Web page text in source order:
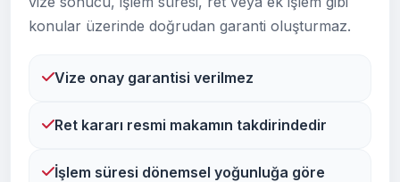
konular üzerinde doğrudan garanti oluşturmaz.
Vize onay garantisi verilmez
Ret kararı resmi makamın takdirindedir
İşlem süresi dönemsel yoğunluğa göre